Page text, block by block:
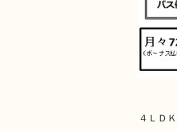
４ＬＤＫ